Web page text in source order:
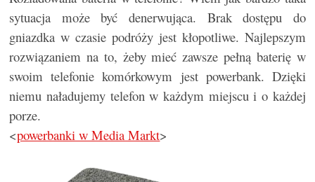
sytuacja może być denerwująca. Brak dostępu do
gniazdka w czasie podróży jest kłopotliwe. Najlepszym
rozwiązaniem na to, żeby mieć zawsze pełną baterię w
swoim telefonie komórkowym jest powerbank. Dzięki
niemu naładujemy telefon w każdym miejscu i o każdej
porze.
<powerbanki w Media Markt>